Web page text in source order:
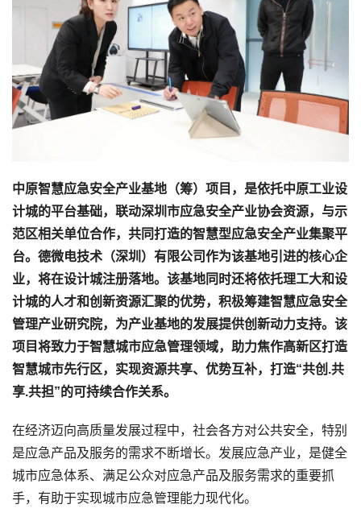
中原智慧应急安全产业基地（筹）项目，是依托中原工业设
计城的平台基础，联动深圳市应急安全产业协会资源，与示
范区相关单位合作，共同打造的智慧型应急安全产业集聚平
台。德微电技术（深圳）有限公司作为该基地引进的核心企
业，将在设计城注册落地。该基地同时还将依托理工大和设
计城的人才和创新资源汇聚的优势，积极筹建智慧应急安全
管理产业研究院，为产业基地的发展提供创新动力支持。该
项目将致力于智慧城市应急管理领域，助力焦作高新区打造
智慧城市先行区，实现资源共享、优势互补，打造“共创.共
享.共担”的可持续合作关系。
在经济迈向高质量发展过程中，社会各方对公共安全，特别
是应急产品及服务的需求不断增长。发展应急产业，是健全
城市应急体系、满足公众对应急产品及服务需求的重要抓
手，有助于实现城市应急管理能力现代化。